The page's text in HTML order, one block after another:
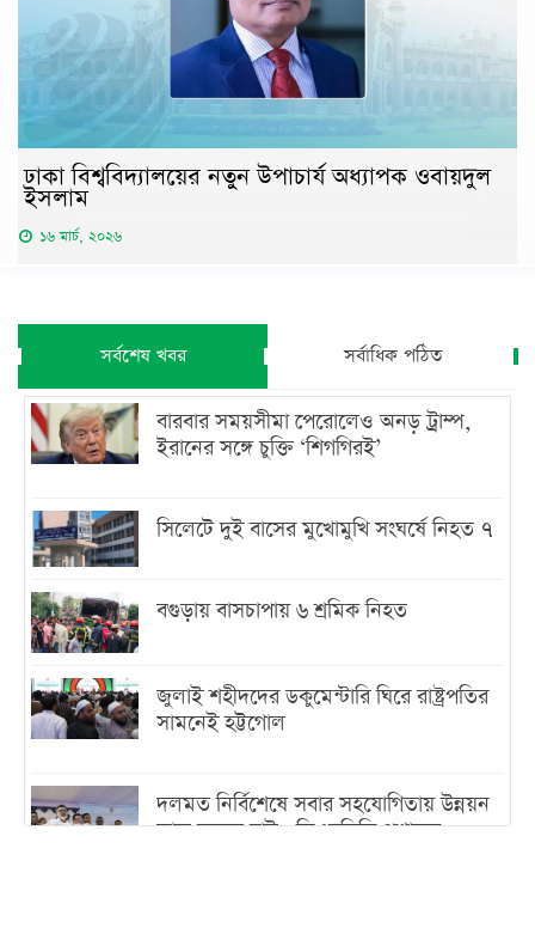
ঢাকা বিশ্ববিদ্যালয়ের নতুন উপাচার্য অধ্যাপক ওবায়দুল
ইসলাম
১৬ মার্চ, ২০২৬
সর্বশেষ খবর সর্বাধিক পঠিত
বারবার সময়সীমা পেরোলেও অনড় ট্রাম্প,
ইরানের সঙ্গে চুক্তি ‘শিগগিরই’
সিলেটে দুই বাসের মুখোমুখি সংঘর্ষে নিহত ৭
বগুড়ায় বাসচাপায় ৬ শ্রমিক নিহত
জুলাই শহীদদের ডকুমেন্টারি ঘিরে রাষ্ট্রপতির
সামনেই হট্টগোল
দলমত নির্বিশেষে সবার সহযোগিতায় উন্নয়ন
কাজ করতে চাই : ডিএনসিসি প্রশাসক